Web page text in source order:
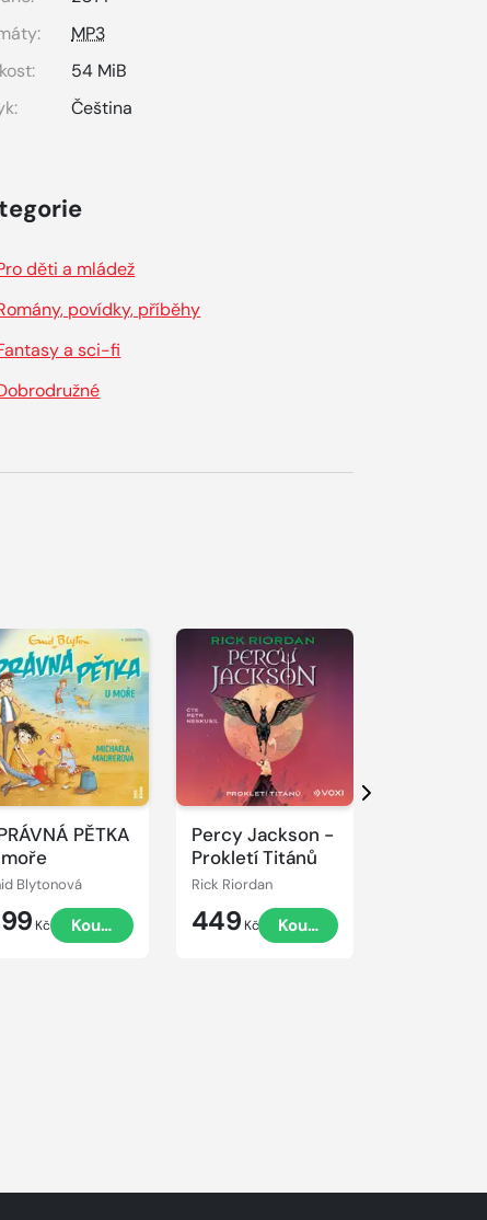
MP3
54 MiB
Čeština
děti a mládež
povídky, příběhy
a sci-fi
PĚTKA
Blytonová
Kč Koupit
Percy Jackson -
Prokletí Titánů
Rick Riordan
449 Kč Koupit
Přehrát
Další